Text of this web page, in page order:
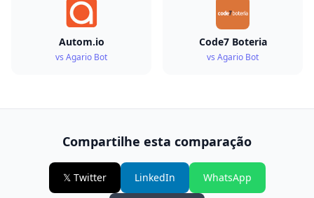
Autom.io
vs Agario Bot
Code7 Boteria
vs Agario Bot
Compartilhe esta comparação
𝕏 Twitter LinkedIn WhatsApp